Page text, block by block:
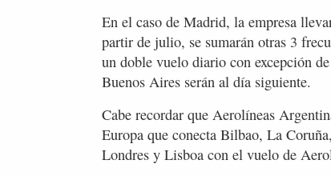
En el caso de Madrid, la empresa
partir de julio, se sumarán otras 3
un doble vuelo diario con excepción
Buenos Aires serán al día siguiente.
Cabe recordar que Aerolíneas
Europa que conecta Bilbao, La
Londres y Lisboa con el vuelo de